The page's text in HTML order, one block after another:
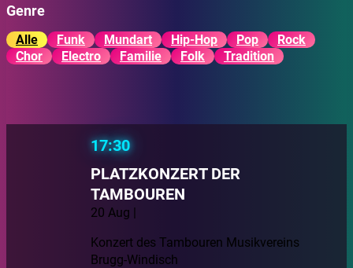
Genre
Alle Funk Mundart Hip-Hop Pop
Rock
Chor
Electro Familie Folk Tradition
17:30
PLATZKONZERT DER
TAMBOUREN
20 Aug |
Konzert des Tambouren Musikvereins
Brugg-Windisch